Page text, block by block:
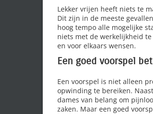
Lekker vrijen heeft niets te
Dit zijn in de meeste
hoog tempo alle mogelijke
niets met de werkelijkheid
en voor elkaars wensen.
Een goed voorspel
Een voorspel is niet alleen
opwinding te bereiken.
dames van belang om
zaken. Maar een goed